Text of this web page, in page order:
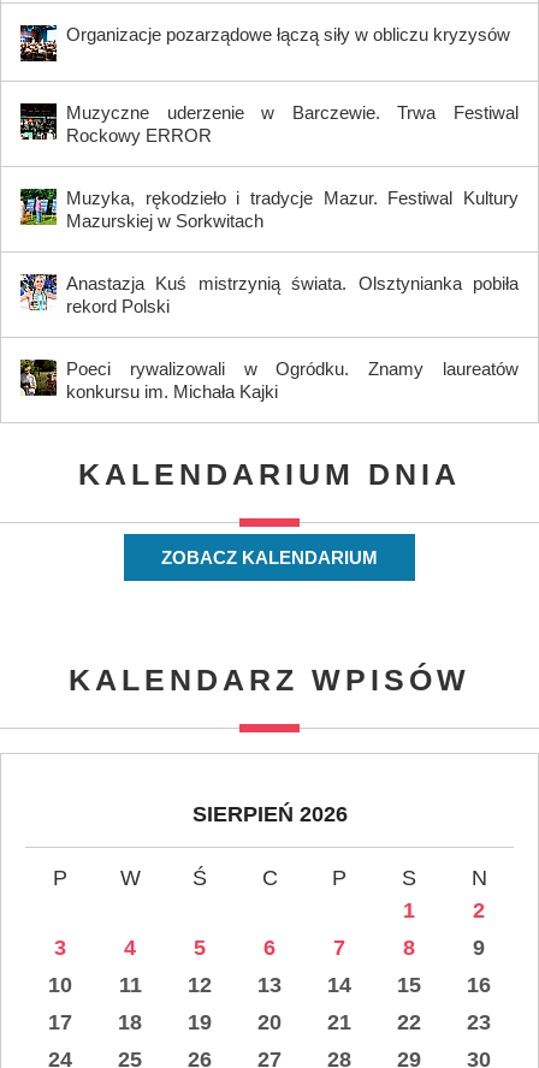
Organizacje pozarządowe łączą siły w obliczu kryzysów
Muzyczne uderzenie w Barczewie. Trwa Festiwal
Rockowy ERROR
Muzyka, rękodzieło i tradycje Mazur. Festiwal Kultury
Mazurskiej w Sorkwitach
Anastazja Kuś mistrzynią świata. Olsztynianka pobiła
rekord Polski
Poeci rywalizowali w Ogródku. Znamy laureatów
konkursu im. Michała Kajki
KALENDARIUM DNIA
ZOBACZ KALENDARIUM
KALENDARZ WPISÓW
SIERPIEŃ 2026
P W Ś C P S
N
1
2
3
4 5 6 7 8
9
10
11 12 13 14 15
16
17
18 19 20 21 22
23
24
25 26 27 28 29
30